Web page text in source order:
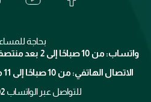
الإرجاع
برنامج الولاء ميوز
الشروط و الأحكام
سياسة الخصوصية
بحاجة
واتساب: من 10 صباحًا إلى 2 بعد منتصف الليل (من الإثنين إلى الأحد)
الاتصال الهاتفي: من 10 صباحًا إلى 11 مساءً (من الإثنين إلى الأحد)
للتواصل عبر الواتساب